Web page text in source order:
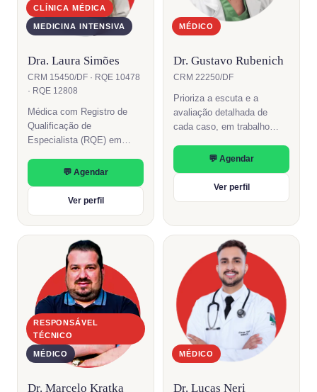
CLÍNICA MÉDICA
MEDICINA INTENSIVA
Dra. Laura Simões
CRM 15450/DF · RQE 10478
· RQE 12808
Médica com Registro de
Qualificação de
Especialista (RQE) em
Intensiva.💬 Agendar
Ver perfil
MÉDICO
Dr. Gustavo Rubenich
CRM 22250/DF
Prioriza a escuta e a
avaliação detalhada de
cada caso, em trabalho
áreas da clínica.
💬 Agendar
Ver perfil
RESPONSÁVEL
TÉCNICO
MÉDICO
Dr. Marcelo Kratka
MÉDICO
Dr. Lucas Neri